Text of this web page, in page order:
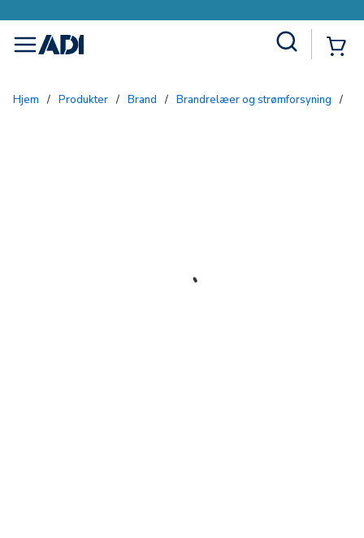
menu
Hjem / Produkter / Brand / Brandrelæer og strømforsyning /